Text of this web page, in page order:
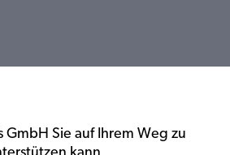
GmbH Sie auf Ihrem Weg zu